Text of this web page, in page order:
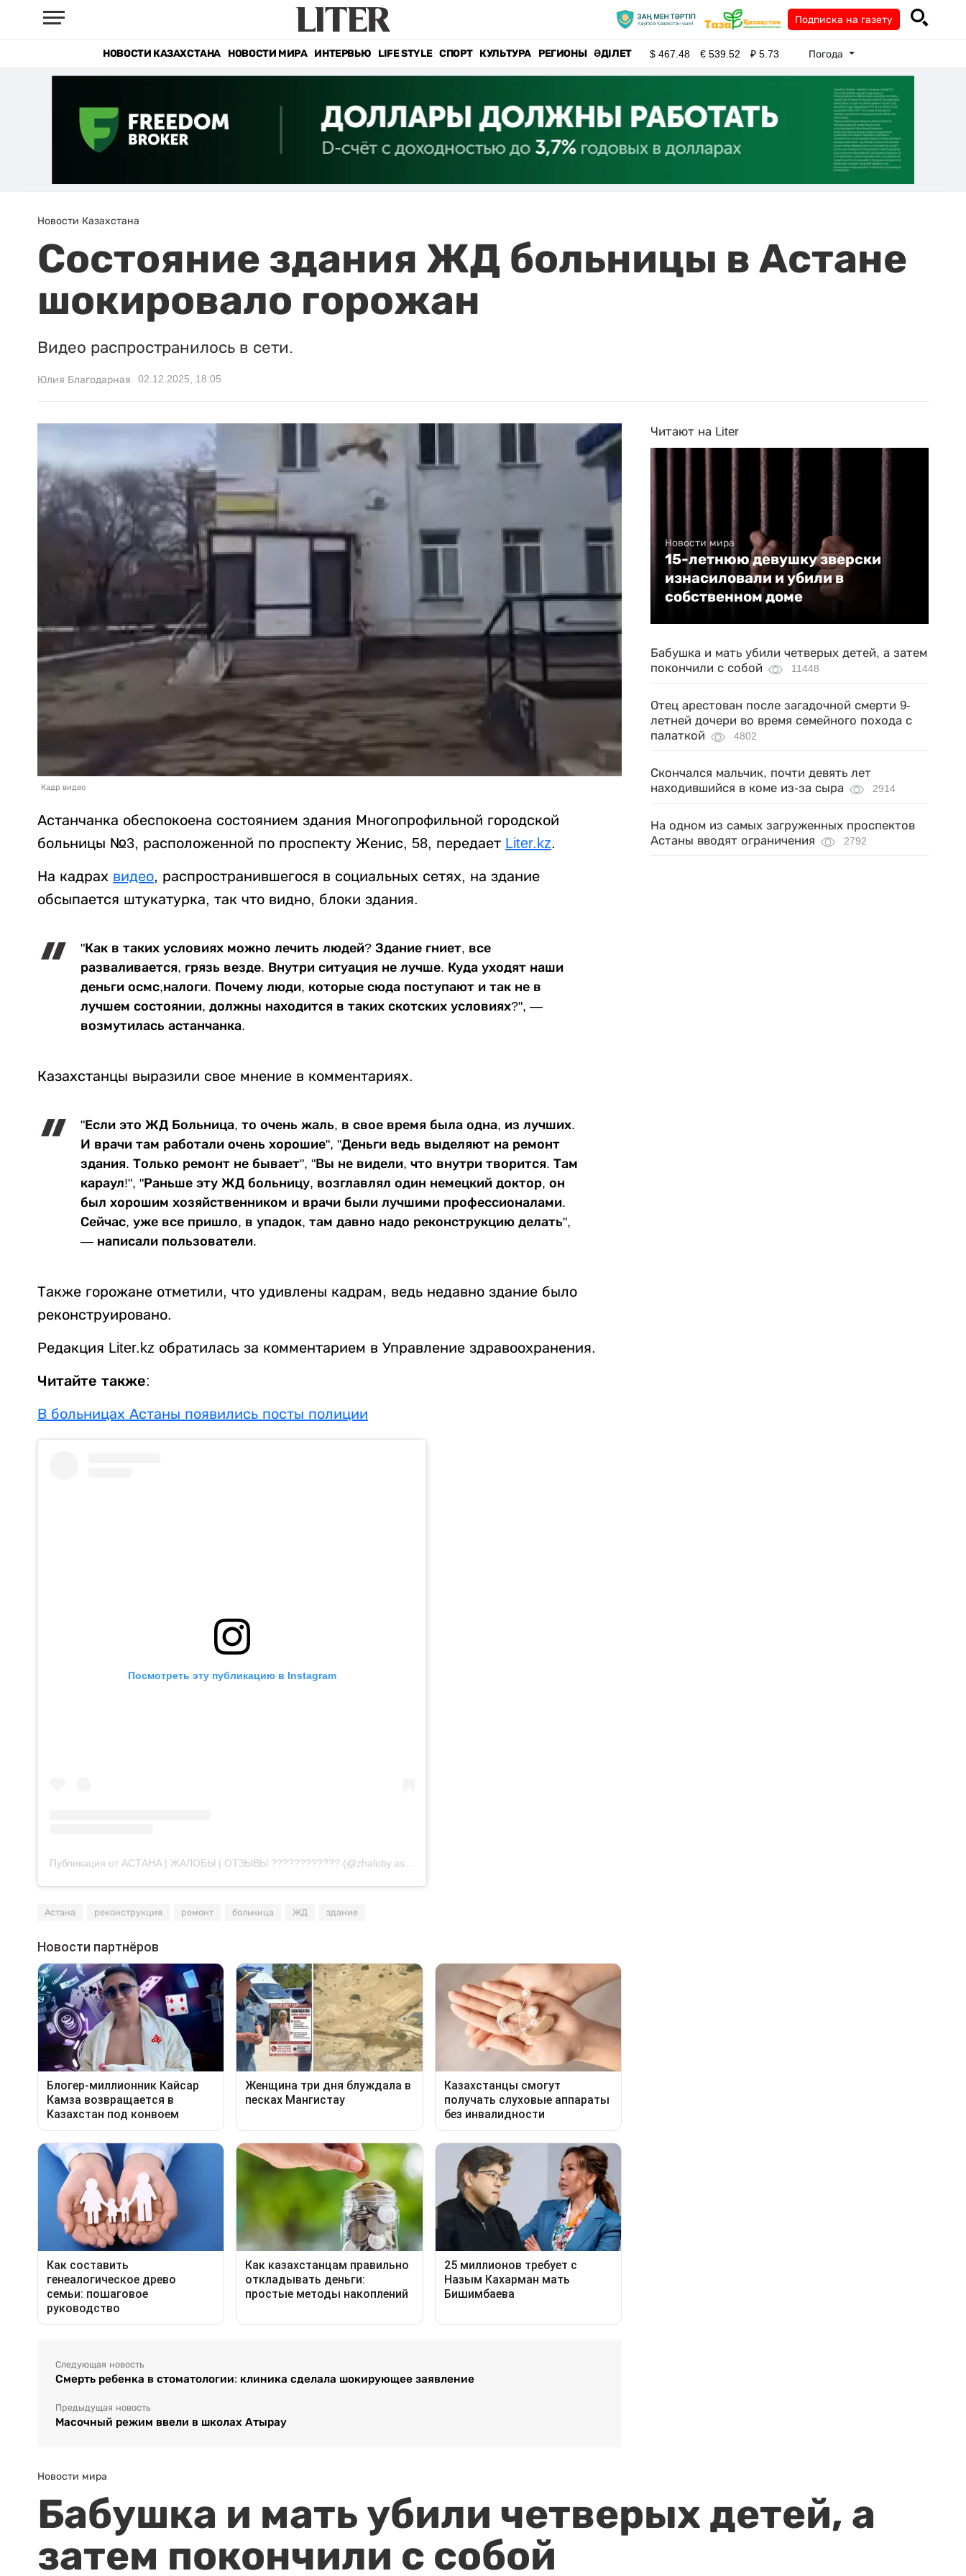
Подписка на газету
НОВОСТИ КАЗАХСТАНА НОВОСТИ МИРА ИНТЕРВЬЮ LIFE STYLE СПОРТ КУЛЬТУРА РЕГИОНЫ ӘДІЛЕТ $467.48 €539.52 ₽5.73 Погода
Новости Казахстана
Состояние здания ЖД больницы в Астане
шокировало горожан
Видео распространилось в сети.
Юлия Благодарная 02.12.2025, 18:05
Кадр видео
Астанчанка обеспокоена состоянием здания Многопрофильной городской
больницы №3, расположенной по проспекту Женис, 58, передает Liter.kz.
На кадрах видео, распространившегося в социальных сетях, на здание
обсыпается штукатурка, так что видно, блоки здания.
"Как в таких условиях можно лечить людей? Здание гниет, все
разваливается, грязь везде. Внутри ситуация не лучше. Куда уходят наши
деньги осмс,налоги. Почему люди, которые сюда поступают и так не в
лучшем состоянии, должны находится в таких скотских условиях?", —
возмутилась астанчанка.
Казахстанцы выразили свое мнение в комментариях.
"Если это ЖД Больница, то очень жаль, в свое время была одна, из лучших.
И врачи там работали очень хорошие", "Деньги ведь выделяют на ремонт
здания. Только ремонт не бывает", "Вы не видели, что внутри творится. Там
караул!", "Раньше эту ЖД больницу, возглавлял один немецкий доктор, он
был хорошим хозяйственником и врачи были лучшими профессионалами.
Сейчас, уже все пришло, в упадок, там давно надо реконструкцию делать",
— написали пользователи.
Также горожане отметили, что удивлены кадрам, ведь недавно здание было
реконструировано.
Редакция Liter.kz обратилась за комментарием в Управление здравоохранения.
Читайте также:
В больницах Астаны появились посты полиции
Посмотреть эту публикацию в Instagram
Астана реконструкция ремонт больница ЖД здание
Следующая новость
Смерть ребенка в стоматологии: клиника сделала шокирующее заявление
Предыдущая новость
Масочный режим ввели в школах Атырау
Читают на Liter
Новости мира
15-летнюю девушку зверски
изнасиловали и убили в
собственном доме
Бабушка и мать убили четверых детей, а затем
покончили с собой
11448
Отец арестован после загадочной смерти 9-
летней дочери во время семейного похода с
палаткой
4802
Скончался мальчик, почти девять лет
находившийся в коме из-за сыра
2914
На одном из самых загруженных проспектов
Астаны вводят ограничения
2792
Новости мира
Бабушка и мать убили четверых детей, а
затем покончили с собой